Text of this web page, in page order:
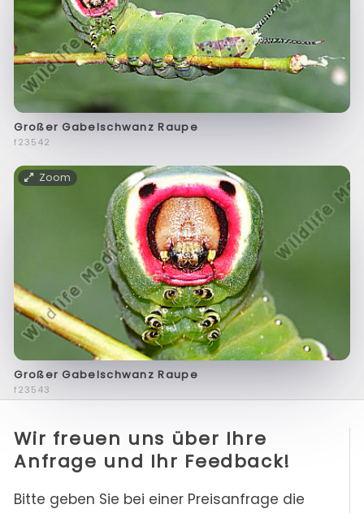
Großer Gabelschwanz Raupe
f23542
Zoom
Großer Gabelschwanz Raupe
f23543
Wir freuen uns über Ihre
Anfrage und Ihr Feedback!
Bitte geben Sie bei einer Preisanfrage die